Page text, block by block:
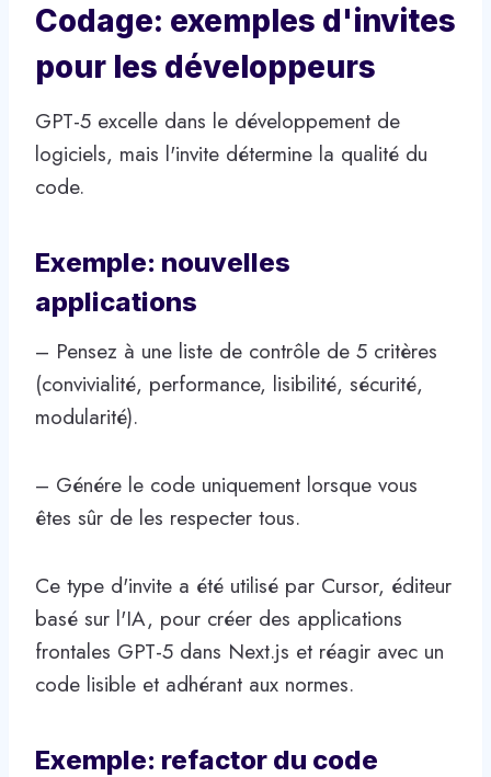
Codage: exemples d'invites
pour les développeurs
GPT-5 excelle dans le développement de
logiciels, mais l'invite détermine la qualité du
code.
Exemple: nouvelles
applications
– Pensez à une liste de contrôle de 5 critères
(convivialité, performance, lisibilité, sécurité,
modularité).
– Génére le code uniquement lorsque vous
êtes sûr de les respecter tous.
Ce type d'invite a été utilisé par Cursor, éditeur
basé sur l'IA, pour créer des applications
frontales GPT-5 dans Next.js et réagir avec un
code lisible et adhérant aux normes.
Exemple: refactor du code